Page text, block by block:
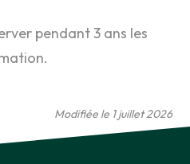
pendant 3 ans les
Modifiée le 1 juillet 2026